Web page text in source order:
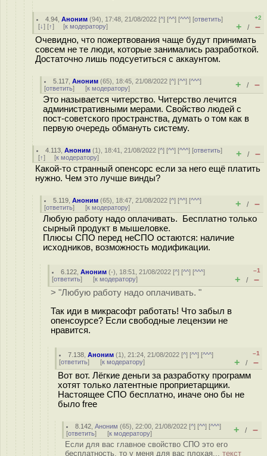
4.94 ,Аноним (94), 17:48, 21/08/2022 [^] [^^] [^^^] [ответить]
[↓] [↑] [к модератору]
+2
+ / –
Очевидно, что пожертвования чаще будут принимать
совсем не те люди, которые занимались разработкой.
Достаточно лишь подсуетиться с аккаунтом.
5.117 ,Аноним (65), 18:45, 21/08/2022 [^] [^^] [^^^]
[ответить] [к модератору] + / –
Это называется читерство. Читерство лечится
административными мерами. Свойство людей с
пост-советского пространства, думать о том как в
первую очередь обмануть систему.
4.113 ,Аноним (1), 18:41, 21/08/2022 [^] [^^] [^^^] [ответить]
[↑] [к модератору] + / –
Какой-то странный опенсорс если за него ещё платить
нужно. Чем это лучше винды?
5.119 ,Аноним (65), 18:47, 21/08/2022 [^] [^^] [^^^]
[ответить] [к модератору] + / –
Любую работу надо оплачивать. Бесплатно только
сырный продукт в мышеловке.
Плюсы СПО перед неСПО остаются: наличие
исходников, возможность модификации.
6.122 ,Аноним (-), 18:51, 21/08/2022 [^] [^^] [^^^]
[ответить] [к модератору]
–1
+ / –
> "Любую работу надо оплачивать. "
Так иди в микрасофт работать! Что забыл в
опенсоурсе? Если свободные лецензии не
нравится.
7.138 ,Аноним (1), 21:24, 21/08/2022 [^] [^^] [^^^]
[ответить] [к модератору]
–1
+ / –
Вот вот. Лёгкие деньги за разработку программ
хотят только латентные проприетарщики.
Настоящее СПО бесплатно, иначе оно бы не
было free
8.142 ,Аноним (65), 22:00, 21/08/2022 [^] [^^] [^^^]
[ответить] [к модератору] + / –
Если для вас главное свойство СПО это его
бесплатность, то у меня для вас плохая... текст